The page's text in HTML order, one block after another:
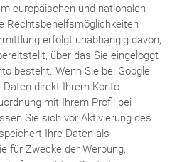
europäischen und nationalen
Rechtsbehelfsmöglichkeiten
erfolgt unabhängig davon,
über das Sie eingeloggt
besteht. Wenn Sie bei Google
direkt Ihrem Konto
mit Ihrem Profil bei
Sie sich vor Aktivierung des
Ihre Daten als
für Zwecke der Werbung,